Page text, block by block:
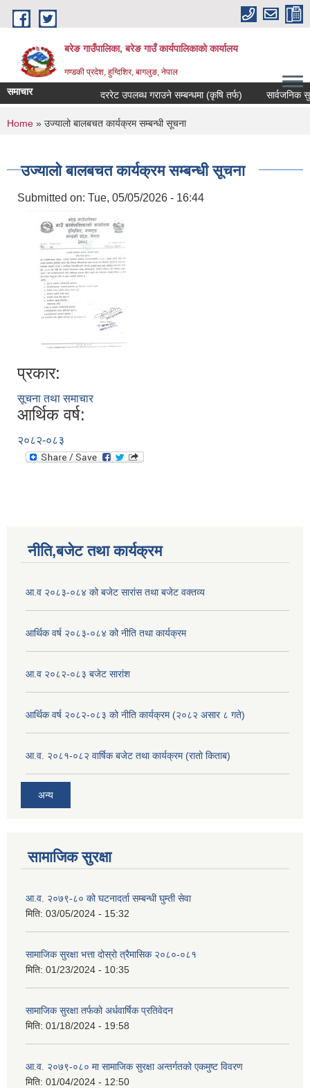
Skip to main content
बरेङ गाउँपालिका, बरेङ गाउँ कार्यपालिकाको कार्यालय
गण्डकी प्रदेश, हुग्दिशिर, बागलुङ, नेपाल
समाचार दररेट उपलब्ध गराउने सम्बन्धमा (कृषि तर्फ) सार्वजनिक
You are here
Home » उज्यालो बालबचत कार्यक्रम सम्बन्धी सूचना
उज्यालो बालबचत कार्यक्रम सम्बन्धी सूचना
Submitted on: Tue, 05/05/2026 - 16:44
प्रकार:
सूचना तथा समाचार
आर्थिक वर्ष:
२०८२-०८३
नीति,बजेट तथा कार्यक्रम
आ.व २०८३-०८४ को बजेट सारांस तथा बजेट वक्तव्य
आर्थिक वर्ष २०८३-०८४ को नीति तथा कार्यक्रम
आ.व २०८२-०८३ बजेट सारांश
आर्थिक वर्ष २०८२-०८३ को नीति कार्यक्रम (२०८२ असार ८ गते)
आ.व. २०८१-०८२ वार्षिक बजेट तथा कार्यक्रम (रातो किताब)
अन्य
सामाजिक सुरक्षा
आ.व. २०७९-८० को घटनादर्ता सम्बन्धी घुम्ती सेवा
मिति: 03/05/2024 - 15:32
सामाजिक सुरक्षा भत्ता दोस्रो त्रैमासिक २०८०-०८१
मिति: 01/23/2024 - 10:35
सामाजिक सुरक्षा तर्फको अर्धवार्षिक प्रतिवेदन
मिति: 01/18/2024 - 19:58
आ.व. २०७९-०८० मा सामाजिक सुरक्षा अन्तर्गतको एकमुष्ट विवरण
मिति: 01/04/2024 - 12:50